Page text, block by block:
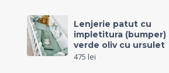
Lenjerie patut cu
impletitura (bumper)
verde oliv cu ursulet
475 lei